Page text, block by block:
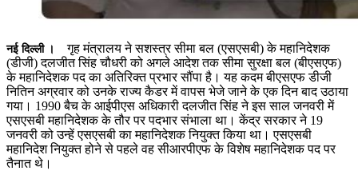
नई दिल्ली ।
गृह मंत्रालय ने सशस्त्र सीमा बल (एसएसबी) के महानिदेशक
(डीजी) दलजीत सिंह चौधरी को अगले आदेश तक सीमा सुरक्षा बल (बीएसएफ)
के महानिदेशक पद का अतिरिक्त प्रभार सौंपा है। यह कदम बीएसएफ डीजी
नितिन अग्रवार को उनके राज्य कैडर में वापस भेजे जाने के एक दिन बाद उठाया
गया। 1990 बैच के आईपीएस अधिकारी दलजीत सिंह ने इस साल जनवरी में
एसएसबी महानिदेशक के तौर पर पदभार संभाला था। केंद्र सरकार ने 19
जनवरी को उन्हें एसएसबी का महानिदेशक नियुक्त किया था। एसएसबी
महानिदेश नियुक्त होने से पहले वह सीआरपीएफ के विशेष महानिदेशक पद पर
तैनात थे।